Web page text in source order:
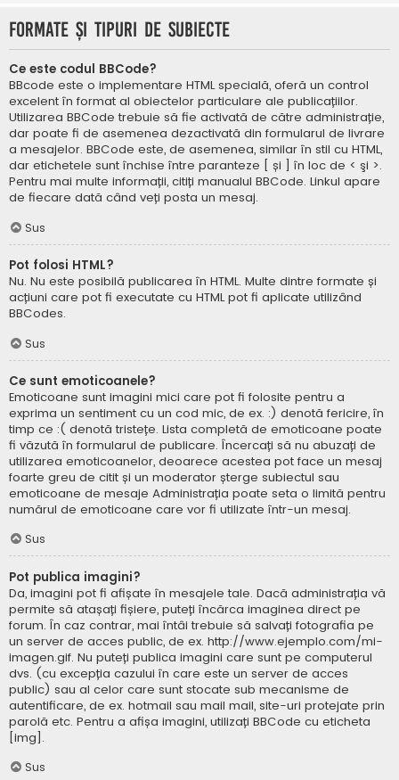
Formate și tipuri de subiecte
Ce este codul BBCode?
BBcode este o implementare HTML specială, oferă un control
excelent în format al obiectelor particulare ale publicațiilor.
Utilizarea BBCode trebuie să fie activată de către administrație,
dar poate fi de asemenea dezactivată din formularul de livrare
a mesajelor. BBCode este, de asemenea, similar în stil cu HTML,
dar etichetele sunt închise între paranteze [ și ] în loc de < şi >.
Pentru mai multe informații, citiți manualul BBCode. Linkul apare
de fiecare dată când veți posta un mesaj.
Sus
Pot folosi HTML?
Nu. Nu este posibilă publicarea în HTML. Multe dintre formate și
acțiuni care pot fi executate cu HTML pot fi aplicate utilizând
BBCodes.
Sus
Ce sunt emoticoanele?
Emoticoane sunt imagini mici care pot fi folosite pentru a
exprima un sentiment cu un cod mic, de ex. :) denotă fericire, în
timp ce :( denotă tristețe. Lista completă de emoticoane poate
fi văzută în formularul de publicare. Încercați să nu abuzați de
utilizarea emoticoanelor, deoarece acestea pot face un mesaj
foarte greu de citit și un moderator șterge subiectul sau
emoticoane de mesaje Administrația poate seta o limită pentru
numărul de emoticoane care vor fi utilizate într-un mesaj.
Sus
Pot publica imagini?
Da, imagini pot fi afișate în mesajele tale. Dacă administrația vă
permite să atașați fișiere, puteți încărca imaginea direct pe
forum. În caz contrar, mai întâi trebuie să salvați fotografia pe
un server de acces public, de ex. http://www.ejemplo.com/mi-
imagen.gif. Nu puteți publica imagini care sunt pe computerul
dvs. (cu excepția cazului în care este un server de acces
public) sau al celor care sunt stocate sub mecanisme de
autentificare, de ex. hotmail sau mail mail, site-uri protejate prin
parolă etc. Pentru a afișa imagini, utilizați BBCode cu eticheta
[img].
Sus